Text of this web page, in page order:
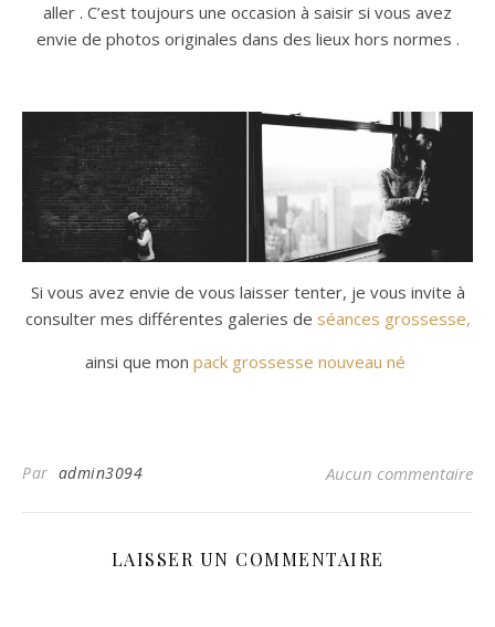
aller . C’est toujours une occasion à saisir si vous avez
envie de photos originales dans des lieux hors normes .
Si vous avez envie de vous laisser tenter, je vous invite à
consulter mes différentes galeries de séances grossesse,
ainsi que mon pack grossesse nouveau né
Par admin3094 Aucun commentaire
LAISSER UN COMMENTAIRE